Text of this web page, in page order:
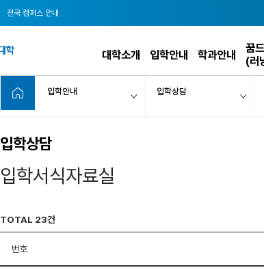
전국 캠퍼스 안내
대학소개 입학안내 학과안내
꿈
(러
입학안내 입학상담
입학상담
입학서식자료실
TOTAL 23건
번호